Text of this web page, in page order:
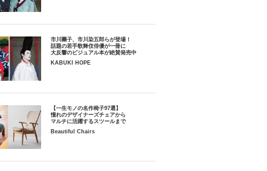
市川團子、市川染五郎らが登場！
話題の若手歌舞伎俳優が一冊に
大反響のビジュアル本が絶賛発売中
KABUKI HOPE
【一生モノの名作椅子97選】
憧れのデザイナーズチェアから
マルチに活躍するスツールまで
Beautiful Chairs